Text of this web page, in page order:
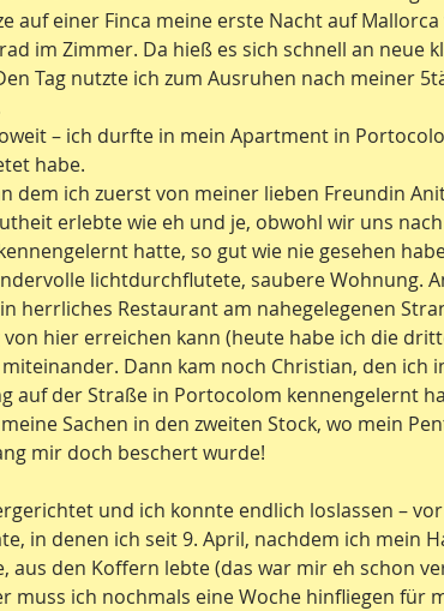
auf einer Finca meine erste Nacht auf
im Zimmer. Da hieß es sich schnell an neue
Tag nutzte ich zum Ausruhen nach meiner
– ich durfte in mein Apartment in
habe.
dem ich zuerst von meiner lieben Freundin
erlebte wie eh und je, obwohl wir uns
hatte, so gut wie nie gesehen
lichtdurchflutete, saubere Wohnung.
herrliches Restaurant am nahegelegenen
hier erreichen kann (heute habe ich die
Dann kam noch Christian, den ich
auf der Straße in Portocolom kennengelernt
Sachen in den zweiten Stock, wo mein
mir doch beschert wurde!
und ich konnte endlich loslassen –
in denen ich seit 9. April, nachdem ich mein
aus den Koffern lebte (das war mir eh schon
muss ich nochmals eine Woche hinfliegen für